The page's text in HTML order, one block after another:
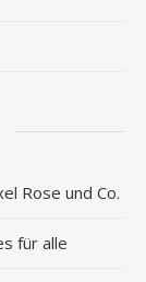
Rose und Co.
für alle